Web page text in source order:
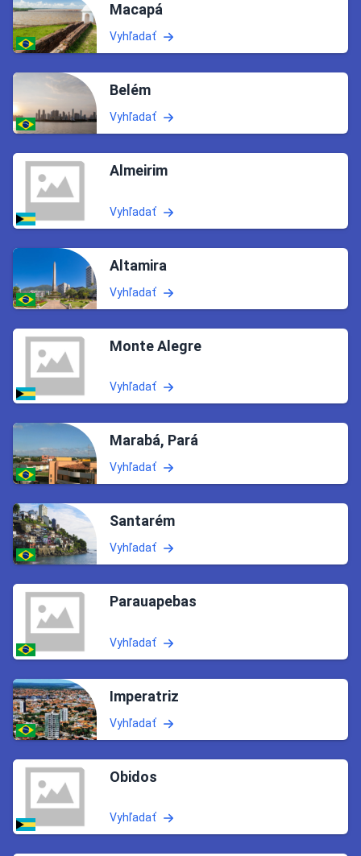
Macapá
Vyhľadať
Belém
Vyhľadať
Almeirim
Vyhľadať
Altamira
Vyhľadať
Monte Alegre
Vyhľadať
Marabá, Pará
Vyhľadať
Santarém
Vyhľadať
Parauapebas
Vyhľadať
Imperatriz
Vyhľadať
Obidos
Vyhľadať